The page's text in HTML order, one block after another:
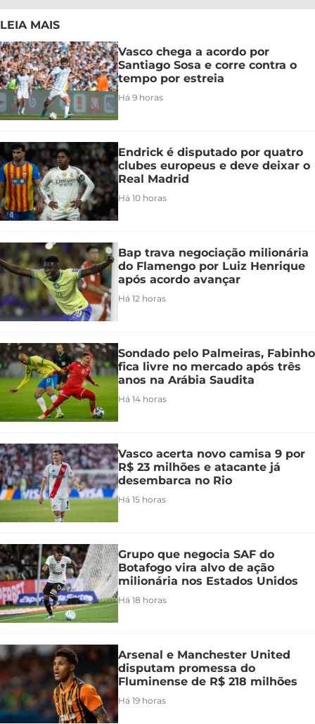
LEIA MAIS
Vasco chega a acordo por
Santiago Sosa e corre contra o
tempo por estreia
Há 9 horas
Endrick é disputado por quatro
clubes europeus e deve deixar o
Real Madrid
Há 10 horas
Bap trava negociação milionária
do Flamengo por Luiz Henrique
após acordo avançar
Há 12 horas
Sondado pelo Palmeiras, Fabinho
fica livre no mercado após três
anos na Arábia Saudita
Há 14 horas
Vasco acerta novo camisa 9 por
R$ 23 milhões e atacante já
desembarca no Rio
Há 15 horas
Grupo que negocia SAF do
Botafogo vira alvo de ação
milionária nos Estados Unidos
Há 18 horas
Arsenal e Manchester United
disputam promessa do
Fluminense de R$ 218 milhões
Há 19 horas